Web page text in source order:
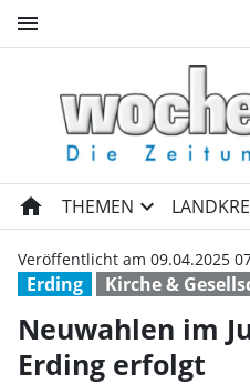
menu
Neuwahlen
home THEMEN expand_more
Erding Kirche &
Veröffentlicht am 09.04.2025
Neuwahlen im
Erding erfolgt